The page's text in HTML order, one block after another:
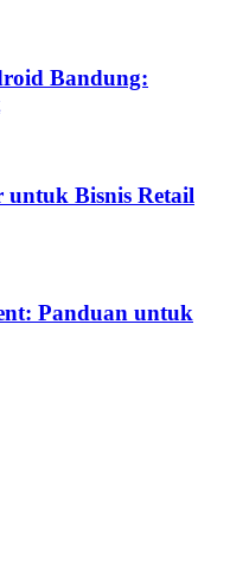
Bandung:
Bisnis Retail
Panduan untuk